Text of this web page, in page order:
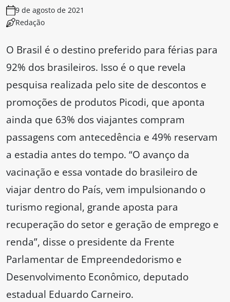
9 de agosto de 2021
Redação
O Brasil é o destino preferido para férias para
92% dos brasileiros. Isso é o que revela
pesquisa realizada pelo site de descontos e
promoções de produtos Picodi, que aponta
ainda que 63% dos viajantes compram
passagens com antecedência e 49% reservam
a estadia antes do tempo. “O avanço da
vacinação e essa vontade do brasileiro de
viajar dentro do País, vem impulsionando o
turismo regional, grande aposta para
recuperação do setor e geração de emprego e
renda”, disse o presidente da Frente
Parlamentar de Empreendedorismo e
Desenvolvimento Econômico, deputado
estadual Eduardo Carneiro.